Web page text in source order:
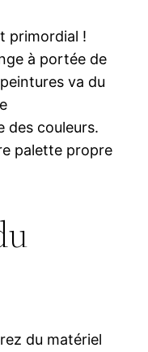
primordial !
à portée de
va du
des couleurs.
palette propre
du matériel